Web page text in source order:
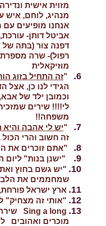
מזוית אישית
מנהיג, לוחם, איש
אנחנו מופיעים
אביטל דותן-
דפנה צור (בתה של
רפול)- שרה
מוזיקאלית
6.
"זה התחיל בזוג
הגידי לנו כן, אצל
וכמובן ילד של
לי!!!! שירים
משפחה!!
7.
"יש לי אהבה והיא
זה חשוב והרי
8. "אתם זוכרים את
9. "ישנן בנות"
10.
"יש גשם בחוץ
שמחממים את הלב
11. ארץ ישראל
12. "אותי זה מצחיק"
13.
Sing a long
מוכרים ואהובים